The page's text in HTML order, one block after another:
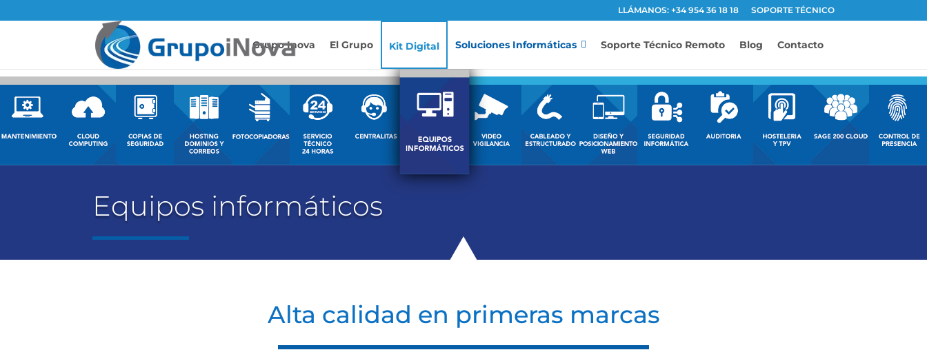
LLÁMANOS: +34 954 36 18 18 SOPORTE TÉCNICO
Grupo Inova El Grupo Kit Digital Soluciones Informáticas Soporte Técnico Remoto Blog Contacto
Equipos informáticos
Alta calidad en primeras marcas